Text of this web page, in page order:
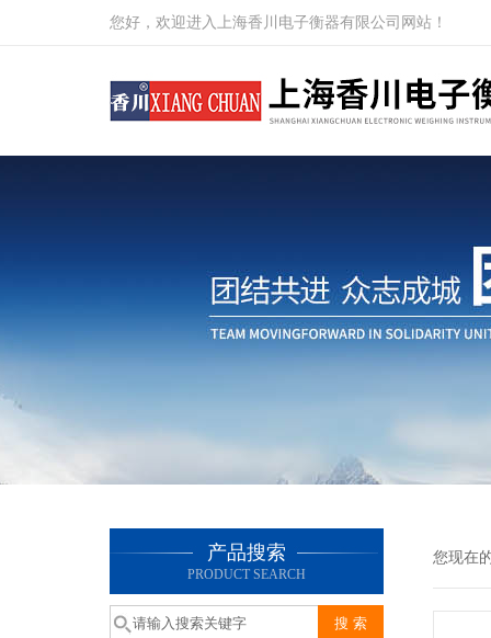
您好，欢迎进入上海香川电子衡器有限公司网站！
产品搜索
PRODUCT SEARCH
您现在